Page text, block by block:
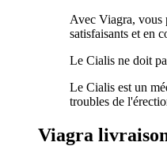
Avec Viagra, vous
satisfaisants et en
Le Cialis ne doit
Le Cialis est un
troubles de
Viagra